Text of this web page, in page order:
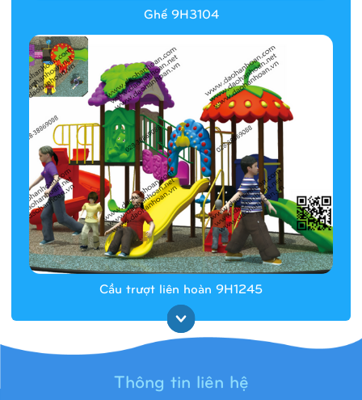
Ghế 9H3104
Cầu trượt liên hoàn 9H1245
Thông tin liên hệ